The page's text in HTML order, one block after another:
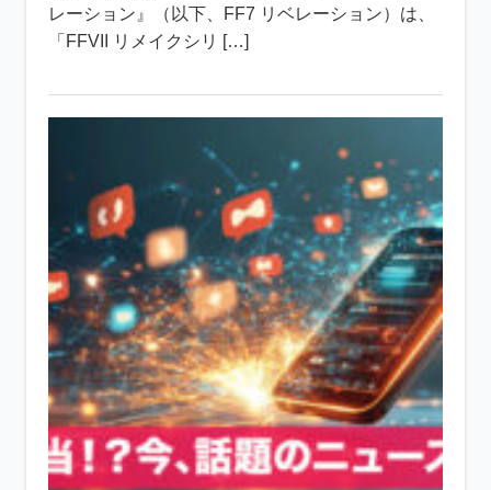
レーション』（以下、FF7 リベレーション）は、
「FFVII リメイクシリ […]